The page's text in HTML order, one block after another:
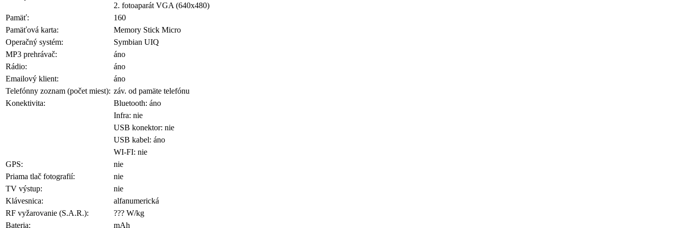
2. fotoaparát VGA (640x480)
Pamäť:
160
Pamäťová karta:
Memory Stick Micro
Operačný systém:
Symbian UIQ
MP3 prehrávač:
áno
Rádio:
áno
Emailový klient:
áno
Telefónny zoznam (počet miest): záv. od pamäte telefónu
Konektivita:
Bluetooth: áno
Infra: nie
USB konektor: nie
USB kabel: áno
WI-FI: nie
GPS:
nie
Priama tlač fotografií:
nie
TV výstup:
nie
Klávesnica:
alfanumerická
RF vyžarovanie (S.A.R.):
??? W/kg
Bateria:
mAh